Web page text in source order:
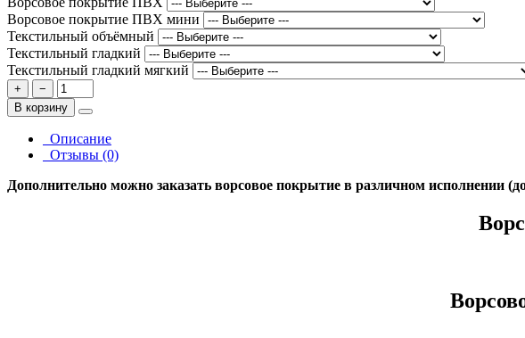
Ворсовое покрытие ПВХ мини
Текстильный объёмный
Текстильный гладкий
Текстильный гладкий мягкий
+
−
В корзину
Описание
Отзывы (0)
Дополнительно можно заказать ворсовое покрытие в различном исполнении